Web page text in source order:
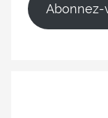
Abonnez-